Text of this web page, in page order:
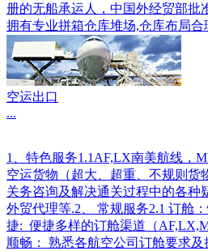
册的无船承运人，中国外经贸部批
拥有专业拼箱仓库堆场,仓库布局合
空运出口
...
1、特色服务1.1AF,LX南美航线，
空运货物（超大、超重、不规则货
关务咨询及解决通关过程中的各种
外贸代理等.2、 常规服务2.1 订舱
捷: 便捷多样的订舱渠道（
顺畅： 熟悉各航空公司订舱要求